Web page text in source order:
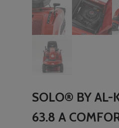
SOLO® BY AL-
63.8 A